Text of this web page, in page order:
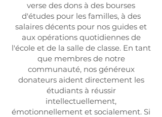
verse des dons à des bourses
d'études pour les familles, à des
salaires décents pour nos guides et
aux opérations quotidiennes de
l'école et de la salle de classe. En tant
que membres de notre
communauté, nos généreux
donateurs aident directement les
étudiants à réussir
intellectuellement,
émotionnellement et socialement. Si